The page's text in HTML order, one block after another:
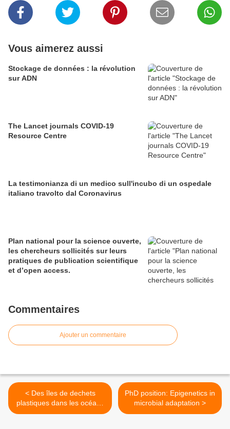
Vous aimerez aussi
Stockage de données : la révolution
sur ADN
The Lancet journals COVID-19
Resource Centre
La testimonianza di un medico sull'incubo di un ospedale
italiano travolto dal Coronavirus
Plan national pour la science ouverte,
les chercheurs sollicités sur leurs
pratiques de publication scientifique
et d’open access.
Commentaires
Ajouter un commentaire
< Des îles de dechets
plastiques dans les océans
?
PhD position: Epigenetics in
microbial adaptation >